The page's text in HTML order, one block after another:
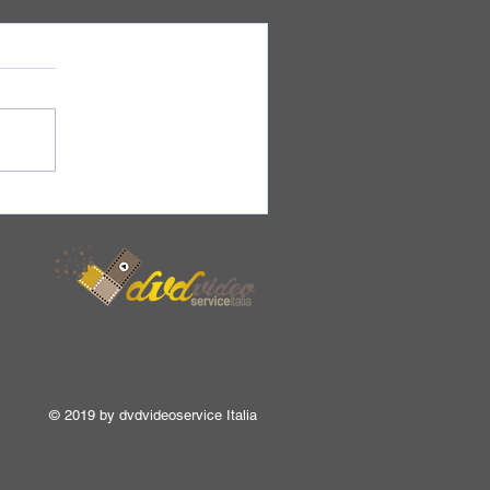
© 2019 by dvdvideoservice Italia